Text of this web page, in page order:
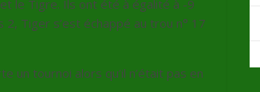
le Tigre. Ils ont été à égalité à -9
2, Tiger s’est échappé au trou n° 17
un tournoi alors qu’il n’était pas en